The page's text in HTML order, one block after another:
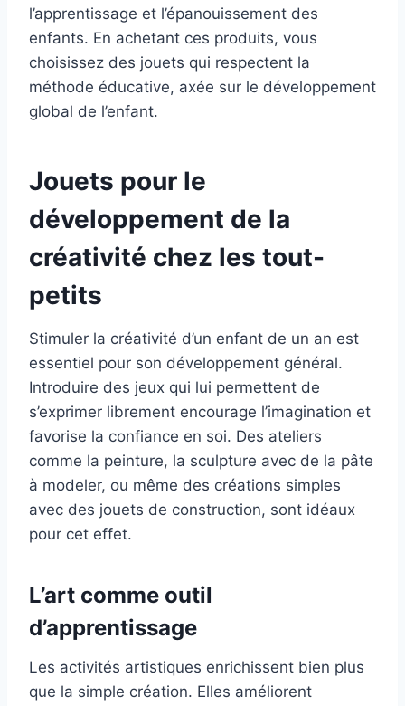
l’apprentissage et l’épanouissement des
enfants. En achetant ces produits, vous
choisissez des jouets qui respectent la
méthode éducative, axée sur le développement
global de l’enfant.
Jouets pour le
développement de la
créativité chez les tout-
petits
Stimuler la créativité d’un enfant de un an est
essentiel pour son développement général.
Introduire des jeux qui lui permettent de
s’exprimer librement encourage l’imagination et
favorise la confiance en soi. Des ateliers
comme la peinture, la sculpture avec de la pâte
à modeler, ou même des créations simples
avec des jouets de construction, sont idéaux
pour cet effet.
L’art comme outil
d’apprentissage
Les activités artistiques enrichissent bien plus
que la simple création. Elles améliorent